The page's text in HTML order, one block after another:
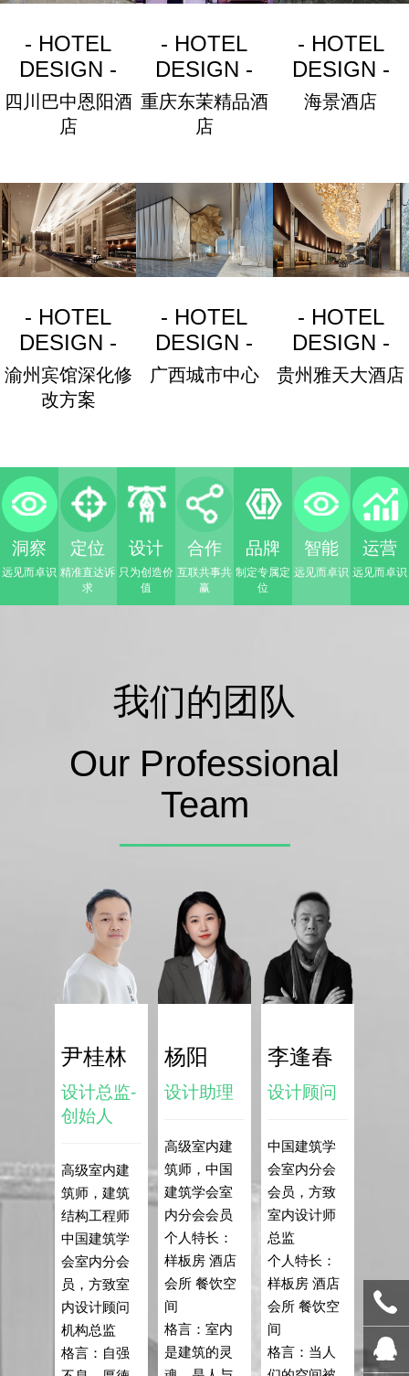
- HOTEL
DESIGN -
四川巴中恩阳酒
店
- HOTEL
DESIGN -
重庆东茉精品酒
店
- HOTEL
DESIGN -
海景酒店
- HOTEL
DESIGN -
渝州宾馆深化修
改方案
- HOTEL
DESIGN -
广西城市中心
- HOTEL
DESIGN -
贵州雅天大酒店
洞察
远见而卓识
定位
精准直达诉
求
设计
只为创造价
值
合作
互联共事共
赢
品牌
制定专属定
位
智能
远见而卓识
运营
远见而卓识
我们的团队
Our Professional
Team
尹桂林
设计总监-
创始人
高级室内建
筑师，建筑
结构工程师
中国建筑学
会室内分会
员，方致室
内设计顾问
机构总监
格言：自强
杨阳
设计助理
高级室内建
筑师，中国
建筑学会室
内分会会员
个人特长：
样板房 酒店
会所 餐饮空
间
格言：室内
是建筑的灵
李逢春
设计顾问
中国建筑学
会室内分会
会员，方致
室内设计师
总监
个人特长：
样板房 酒店
会所 餐饮空
间
格言：当人